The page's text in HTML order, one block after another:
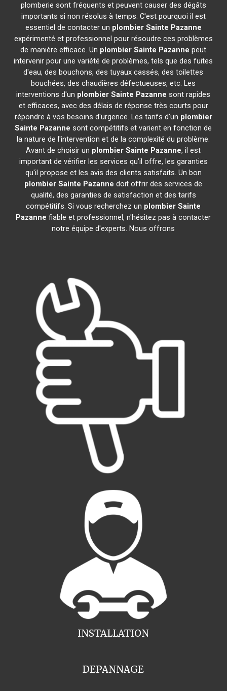
plomberie sont fréquents et peuvent causer des dégâts
importants si non résolus à temps. C'est pourquoi il est
essentiel de contacter un plombier Sainte Pazanne
expérimenté et professionnel pour résoudre ces problèmes
de manière efficace. Un plombier Sainte Pazanne peut
intervenir pour une variété de problèmes, tels que des fuites
d'eau, des bouchons, des tuyaux cassés, des toilettes
bouchées, des chaudières défectueuses, etc. Les
interventions d'un plombier Sainte Pazanne sont rapides
et efficaces, avec des délais de réponse très courts pour
répondre à vos besoins d'urgence. Les tarifs d'un plombier
Sainte Pazanne sont compétitifs et varient en fonction de
la nature de l'intervention et de la complexité du problème.
Avant de choisir un plombier Sainte Pazanne, il est
important de vérifier les services qu'il offre, les garanties
qu'il propose et les avis des clients satisfaits. Un bon
plombier Sainte Pazanne doit offrir des services de
qualité, des garanties de satisfaction et des tarifs
compétitifs. Si vous recherchez un plombier Sainte
Pazanne fiable et professionnel, n'hésitez pas à contacter
notre équipe d'experts. Nous offrons
INSTALLATION
DEPANNAGE